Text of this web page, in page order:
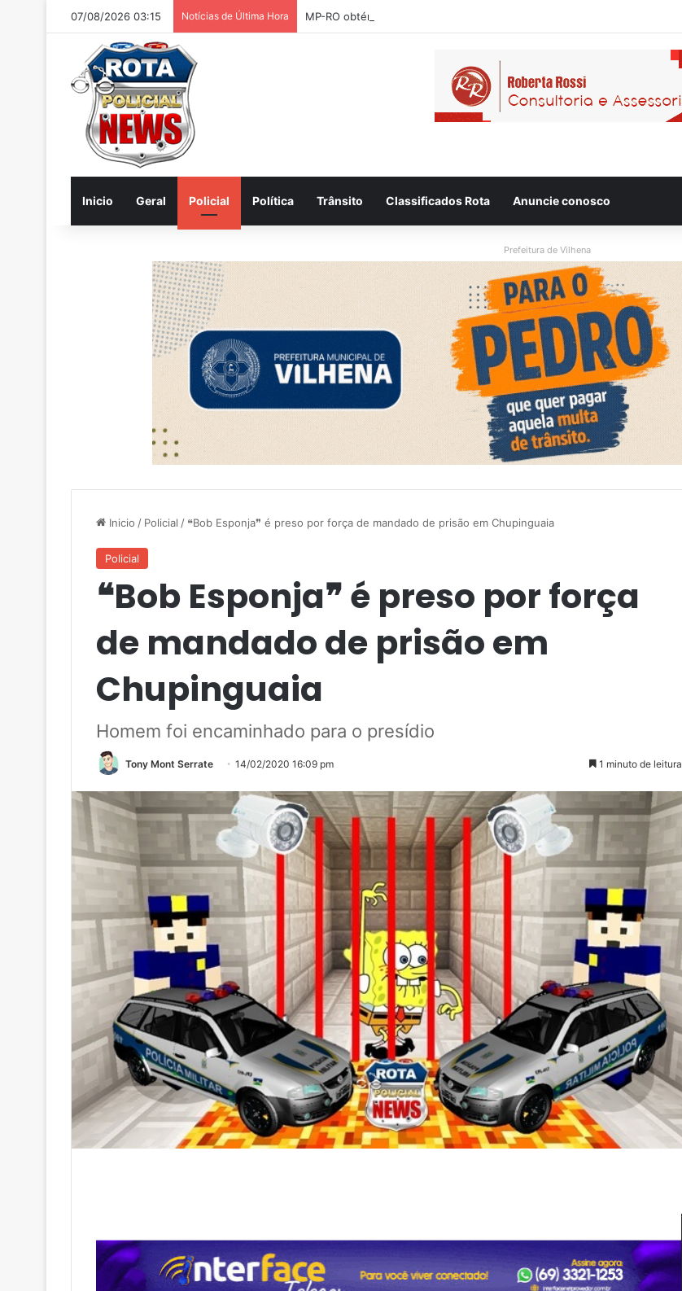
07/08/2026 03:15 Notícias de Última Hora
Inicio Geral Policial Política Trânsito Classificados Rota Anuncie conosco
Prefeitura de Vilhena
Inicio / Policial / ❝Bob Esponja❞ é preso por força de mandado de prisão em Chupinguaia
Policial
❝Bob Esponja❞ é preso por força
de mandado de prisão em
Chupinguaia
Homem foi encaminhado para o presídio
Tony Mont Serrate 14/02/2020 16:09 pm 1 minuto de leitura